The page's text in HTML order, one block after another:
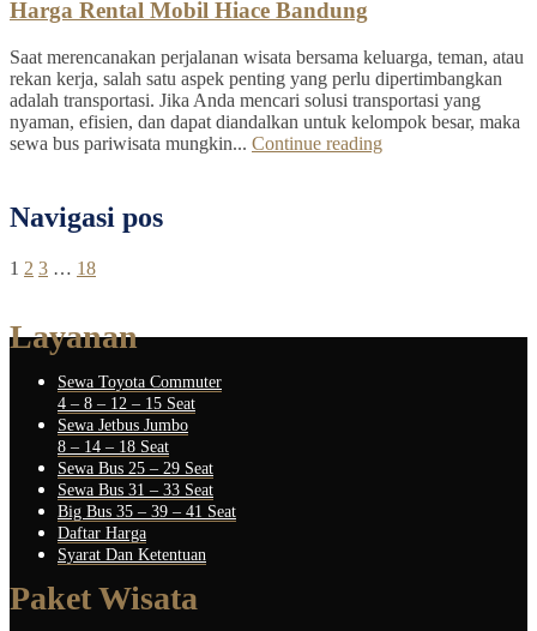
Harga Rental Mobil Hiace Bandung
Saat merencanakan perjalanan wisata bersama keluarga, teman, atau
rekan kerja, salah satu aspek penting yang perlu dipertimbangkan
adalah transportasi. Jika Anda mencari solusi transportasi yang
nyaman, efisien, dan dapat diandalkan untuk kelompok besar, maka
sewa bus pariwisata mungkin... Continue reading
Navigasi pos
1 2 3 … 18
Layanan
Sewa Toyota Commuter
4 – 8 – 12 – 15 Seat
Sewa Jetbus Jumbo
8 – 14 – 18 Seat
Sewa Bus 25 – 29 Seat
Sewa Bus 31 – 33 Seat
Big Bus 35 – 39 – 41 Seat
Daftar Harga
Syarat Dan Ketentuan
Paket Wisata